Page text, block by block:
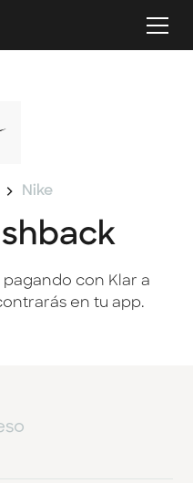
Nike
con Klar a
en tu app.